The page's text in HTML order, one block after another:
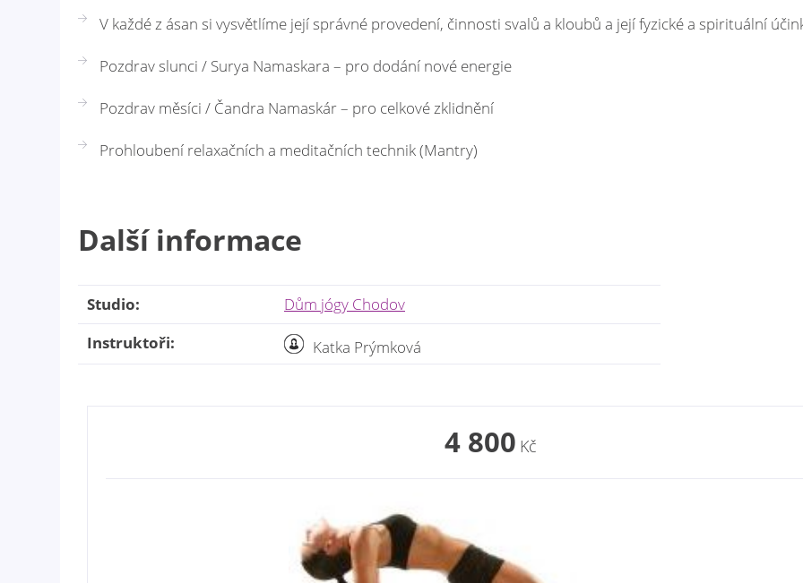
V každé z ásan si vysvětlíme její správné provedení, činnosti svalů a kloubů a její fyzické a spirituální
Pozdrav slunci / Surya Namaskara – pro dodání nové energie
Pozdrav měsíci / Čandra Namaskár – pro celkové zklidnění
Prohloubení relaxačních a meditačních technik (Mantry)
Další informace
Studio:
Dům jógy Chodov
Instruktoři:
Katka Prýmková
4 800 Kč